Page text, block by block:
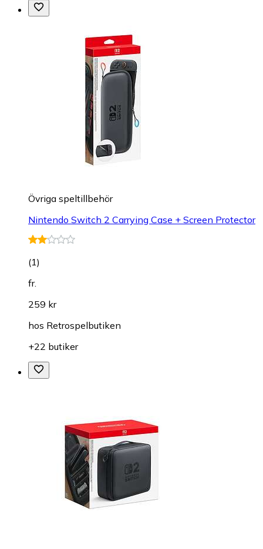
Övriga speltillbehör
Nintendo Switch 2 Carrying Case + Screen Protector
(1)
fr.
259 kr
hos Retrospelbutiken
+22 butiker